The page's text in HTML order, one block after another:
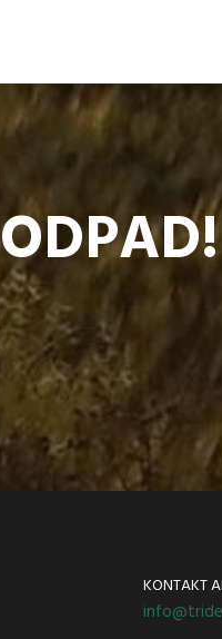
KONTAKT